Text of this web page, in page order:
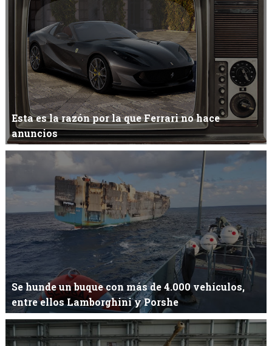
persona mayor, como el tamaño...
Esta es la razón por la que Ferrari no hace
anuncios
Anuncio de Ferrari¿Sabías por qué las marcas automovilísticas
más prestigiosas del m...
Se hunde un buque con más de 4.000 vehículos,
entre ellos Lamborghini y Porshe
Más de 4.000 vehículos pertenecientes a las marcas Lamborghini